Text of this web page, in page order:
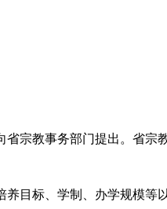
宗教事务部门提出。省宗
目标、学制、办学规模等